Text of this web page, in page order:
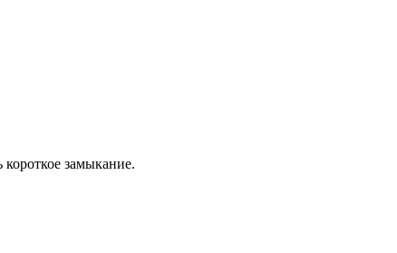
замыкание.